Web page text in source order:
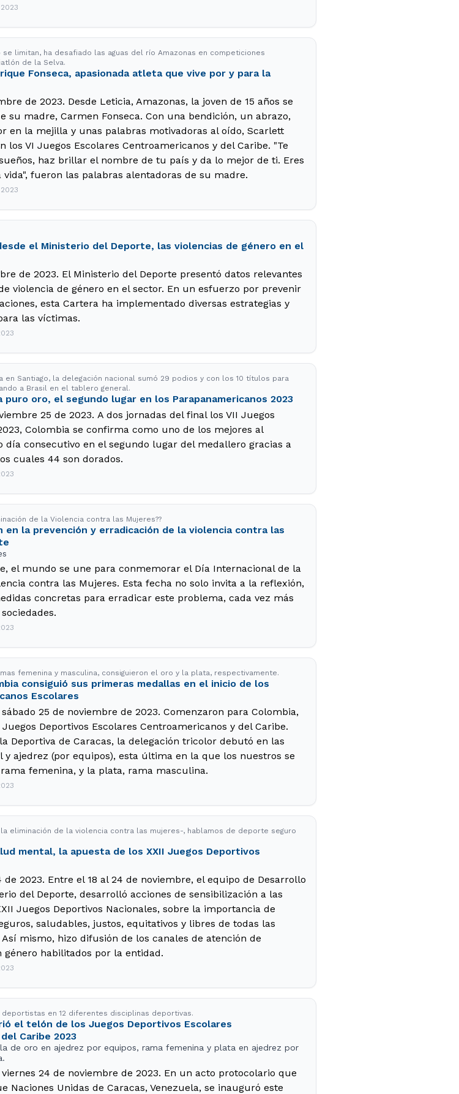
limitan, ha desafiado las aguas del río Amazonas en competiciones
de la Selva.
Fonseca, apasionada atleta que vive por y para la
de 2023. Desde Leticia, Amazonas, la joven de 15 años se
su madre, Carmen Fonseca. Con una bendición, un abrazo,
en la mejilla y unas palabras motivadoras al oído, Scarlett
los VI Juegos Escolares Centroamericanos y del Caribe. "Te
haz brillar el nombre de tu país y da lo mejor de ti. Eres
fueron las palabras alentadoras de su madre.
el Ministerio del Deporte, las violencias de género en el
de 2023. El Ministerio del Deporte presentó datos relevantes
violencia de género en el sector. En un esfuerzo por prevenir
esta Cartera ha implementado diversas estrategias y
las víctimas.
en Santiago, la delegación nacional sumó 29 podios y con los 10 títulos para
a Brasil en el tablero general.
puro oro, el segundo lugar en los Parapanamericanos 2023
25 de 2023. A dos jornadas del final los VII Juegos
Colombia se confirma como uno de los mejores al
día consecutivo en el segundo lugar del medallero gracias a
cuales 44 son dorados.
de la Violencia contra las Mujeres??
en la prevención y erradicación de la violencia contra las
el mundo se une para conmemorar el Día Internacional de la
contra las Mujeres. Esta fecha no solo invita a la reflexión,
concretas para erradicar este problema, cada vez más
femenina y masculina, consiguieron el oro y la plata, respectivamente.
consiguió sus primeras medallas en el inicio de los
Escolares
25 de noviembre de 2023. Comenzaron para Colombia,
Deportivos Escolares Centroamericanos y del Caribe.
Deportiva de Caracas, la delegación tricolor debutó en las
y ajedrez (por equipos), esta última en la que los nuestros se
femenina, y la plata, rama masculina.
eliminación de la violencia contra las mujeres-, hablamos de deporte seguro
mental, la apuesta de los XXII Juegos Deportivos
de 2023. Entre el 18 al 24 de noviembre, el equipo de Desarrollo
del Deporte, desarrolló acciones de sensibilización a las
Juegos Deportivos Nacionales, sobre la importancia de
saludables, justos, equitativos y libres de todas las
mismo, hizo difusión de los canales de atención de
género habilitados por la entidad.
deportistas en 12 diferentes disciplinas deportivas.
el telón de los Juegos Deportivos Escolares
Caribe 2023
de oro en ajedrez por equipos, rama femenina y plata en ajedrez por
viernes 24 de noviembre de 2023. En un acto protocolario que
Naciones Unidas de Caracas, Venezuela, se inauguró este